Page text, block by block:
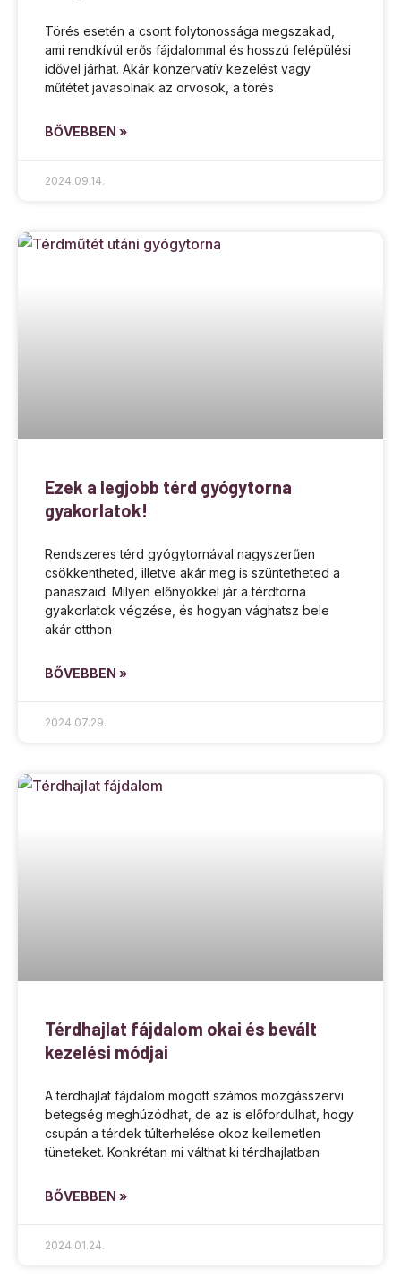
Törés esetén a csont folytonossága megszakad,
ami rendkívül erős fájdalommal és hosszú felépülési
idővel járhat. Akár konzervatív kezelést vagy
műtétet javasolnak az orvosok, a törés
BŐVEBBEN »
2024.09.14.
Ezek a legjobb térd gyógytorna
gyakorlatok!
Rendszeres térd gyógytornával nagyszerűen
csökkentheted, illetve akár meg is szüntetheted a
panaszaid. Milyen előnyökkel jár a térdtorna
gyakorlatok végzése, és hogyan vághatsz bele
akár otthon
BŐVEBBEN »
2024.07.29.
Térdhajlat fájdalom okai és bevált
kezelési módjai
A térdhajlat fájdalom mögött számos mozgásszervi
betegség meghúzódhat, de az is előfordulhat, hogy
csupán a térdek túlterhelése okoz kellemetlen
tüneteket. Konkrétan mi válthat ki térdhajlatban
BŐVEBBEN »
2024.01.24.